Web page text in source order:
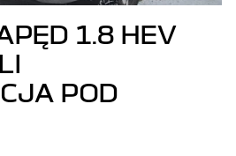
1.8 HEV
POD